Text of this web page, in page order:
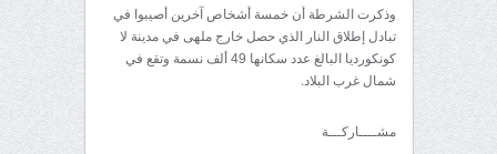
وذكرت الشرطة أن خمسة أشخاص آخرين أصيبوا في
تبادل إطلاق النار الذي حصل خارج ملهى في مدينة لا
كونكورديا البالغ عدد سكانها 49 ألف نسمة وتقع في
شمال غرب البلاد.
مشــــاركـــة